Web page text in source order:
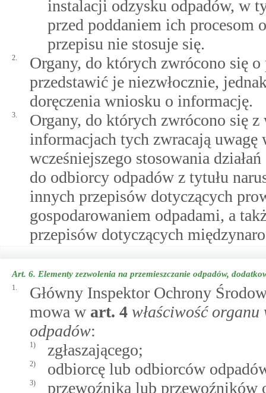
instalacji odzysku odpadów, w
przed poddaniem ich procesom
przepisu nie stosuje się.
2.
Organy, do których zwrócono się
przedstawić je niezwłocznie,
doręczenia wniosku o informację.
3.
Organy, do których zwrócono się
informacjach tych zwracają
wcześniejszego stosowania
do odbiorcy odpadów z tytułu
innych przepisów dotyczących
gospodarowaniem odpadami, a
przepisów dotyczących
Art. 6. Elementy zezwolenia na przemieszczanie odpadów,
1.
Główny Inspektor Ochrony
mowa w art. 4 właściwość
odpadów:
1) zgłaszającego;
2) odbiorcę lub odbiorców
3) przewoźnika lub przewoźników